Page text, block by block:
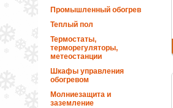
Промышленный обогрев
Теплый пол
Термостаты,
терморегуляторы,
метеостанции
Шкафы управления
обогревом
Молниезащита и
заземление